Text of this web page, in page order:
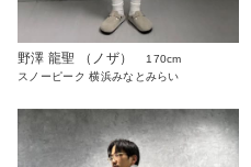
野澤 龍聖 （ノザ）
170cm
スノーピーク 横浜みなとみらい